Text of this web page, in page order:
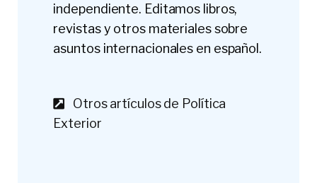
independiente. Editamos libros,
revistas y otros materiales sobre
asuntos internacionales en español.
Otros artículos de Política
Exterior